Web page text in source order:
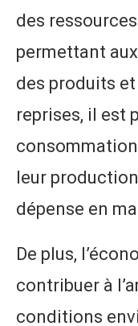
des
permettant
des produits
reprises, il est
leur
dépense en
De plus,
contribuer à
conditions